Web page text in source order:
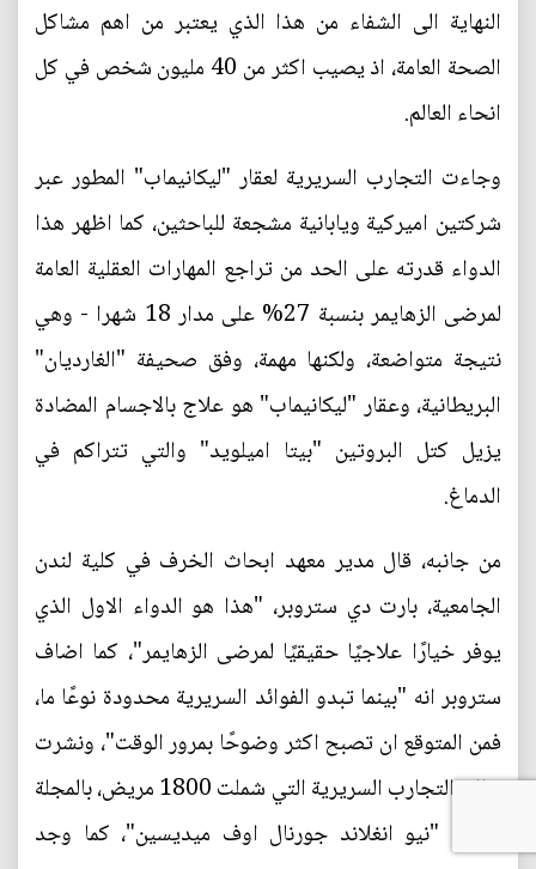
النهاية الى الشفاء من هذا الذي يعتبر من اهم مشاكل
الصحة العامة، اذ يصيب اكثر من 40 مليون شخص في كل
انحاء العالم.
وجاءت التجارب السريرية لعقار "ليكانيماب" المطور عبر
شركتين اميركية ويابانية مشجعة للباحثين، كما اظهر هذا
الدواء قدرته على الحد من تراجع المهارات العقلية العامة
لمرضى الزهايمر بنسبة 27% على مدار 18 شهرا - وهي
نتيجة متواضعة، ولكنها مهمة، وفق صحيفة "الغارديان"
البريطانية، وعقار "ليكانيماب" هو علاج بالاجسام المضادة
يزيل كتل البروتين "بيتا اميلويد" والتي تتراكم في
الدماغ.
من جانبه، قال مدير معهد ابحاث الخرف في كلية لندن
الجامعية، بارت دي ستروبر، "هذا هو الدواء الاول الذي
يوفر خيارًا علاجيًا حقيقيًا لمرضى الزهايمر"، كما اضاف
ستروبر انه "بينما تبدو الفوائد السريرية محدودة نوعًا ما،
فمن المتوقع ان تصبح اكثر وضوحًا بمرور الوقت"، ونشرت
نتائج التجارب السريرية التي شملت 1800 مريض، بالمجلة
الطبية "نيو انغلاند جورنال اوف ميديسين"، كما وجد